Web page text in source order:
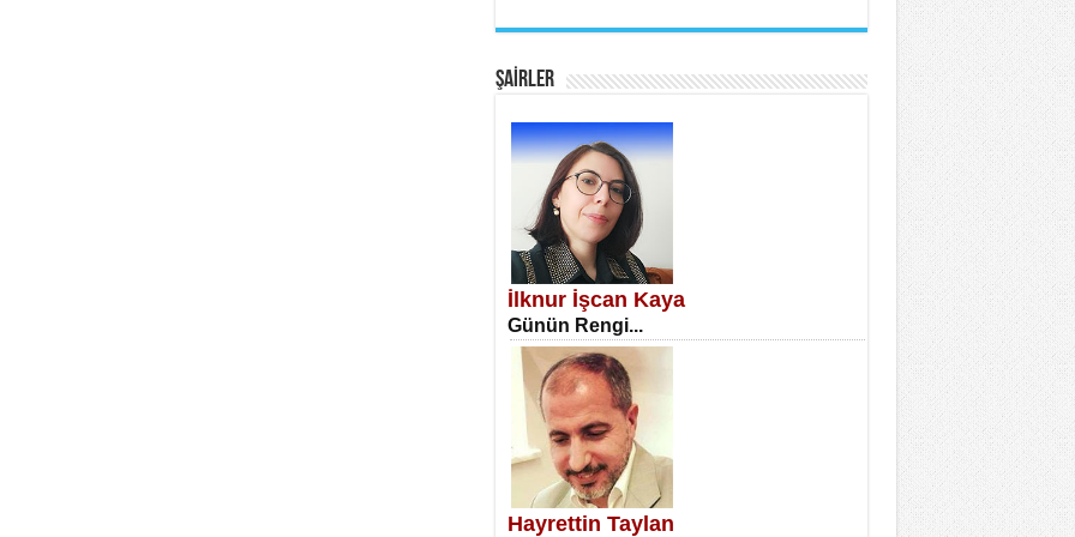
SATILMIŞ ÜMİT ÇETİNKAYA
Erkenlik...
NECLA DİLEK ARSLAN
Öğretmenler Günü Mahkemesi...
ŞAİRLER
İlknur İşcan Kaya
Günün Rengi...
Hayrettin Taylan